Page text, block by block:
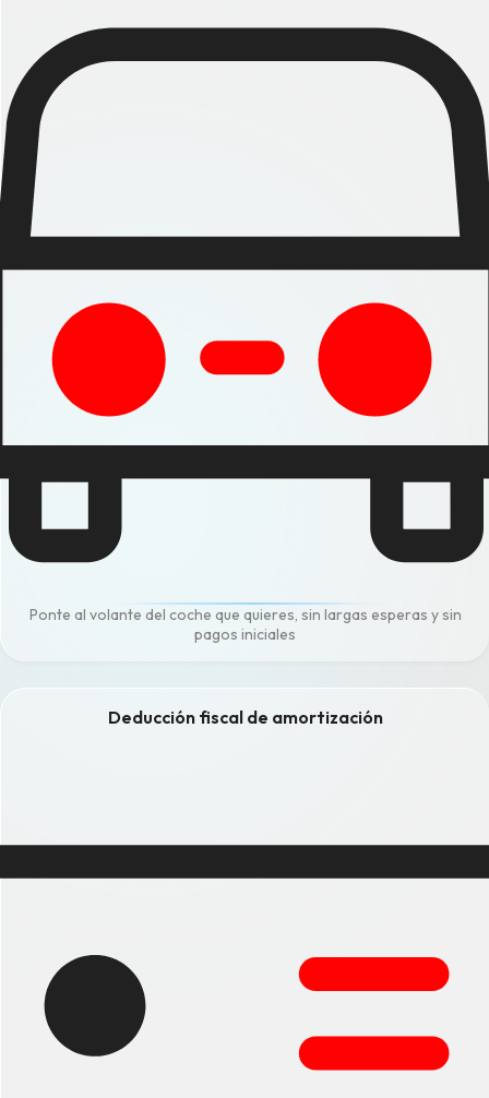
Ponte al volante del coche que quieres, sin largas esperas y sin
pagos iniciales
Deducción fiscal de amortización